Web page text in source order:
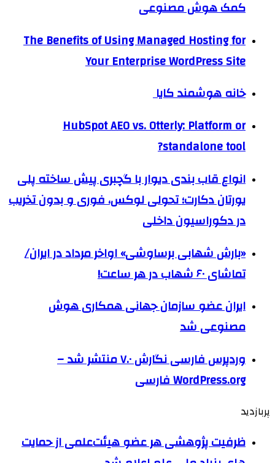
کمک هوش مصنوعی
The Benefits of Using Managed Hosting for
Your Enterprise WordPress Site
خانه هوشمند کایا
HubSpot AEO vs. Otterly: Platform or
standalone tool?
انواع قاب بندی دیوار با گچبری پیش ساخته پلی
یورتان دکارت؛ تحولی لوکس، فوری و بدون تخریب
در دکوراسیون داخلی
«بارش شهابی برساوشی» اواخر مرداد در ایران/
تماشای ۶۰ شهاب در هر ساعت!
ایران عضو سازمان جهانی همکاری هوش
مصنوعی شد
وردپرس فارسی نگارش ۷.۰ منتشر شد –
WordPress.org فارسی
پربازدید
ظرفیت پژوهشی هر عضو هیئت‌علمی از حمایت